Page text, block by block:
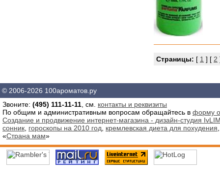
Страницы: [ 1 ] [ 2
© 2006-2026 100ароматов.ру
Звоните: (495) 111-11-11 , см. контакты и реквизиты
По общим и административным вопросам обращайтесь в форму
Создание и продвижение интернет-магазина - дизайн-студия
сонник гороскопы на 2010 год кремлевская диета для похудения
«Страна мам»